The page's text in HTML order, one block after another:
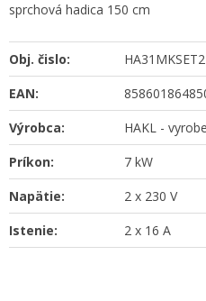
sprchová hadica 150 cm
Obj. čislo:
EAN:
Výrobca:
HAKL -
Príkon:
7 kW
Napätie:
2 x 230 V
Istenie:
2 x 16 A